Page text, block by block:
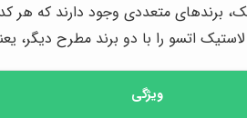
برندهای متعددی وجود دارند که
اتسو را با دو برند مطرح دیگر،
ویژگی